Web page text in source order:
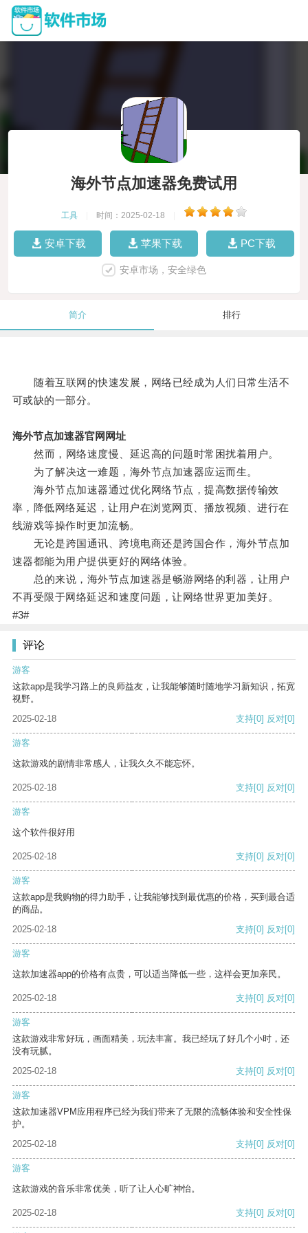
海外节点加速器免费试用
工具 时间：2025-02-18
安卓下载 苹果下载 PC下载
安卓市场，安全绿色
简介 排行
随着互联网的快速发展，网络已经成为人们日常生活不
可或缺的一部分。
海外节点加速器官网网址
然而，网络速度慢、延迟高的问题时常困扰着用户。
为了解决这一难题，海外节点加速器应运而生。
海外节点加速器通过优化网络节点，提高数据传输效
率，降低网络延迟，让用户在浏览网页、播放视频、进行在
线游戏等操作时更加流畅。
无论是跨国通讯、跨境电商还是跨国合作，海外节点加
速器都能为用户提供更好的网络体验。
总的来说，海外节点加速器是畅游网络的利器，让用户
不再受限于网络延迟和速度问题，让网络世界更加美好。
#3#
评论
游客
这款app是我学习路上的良师益友，让我能够随时随地学习新知识，拓宽
视野。
2025-02-18
支持[0] 反对[0]
游客
这款游戏的剧情非常感人，让我久久不能忘怀。
2025-02-18 支持[0] 反对[0]
游客
这个软件很好用
2025-02-18 支持[0] 反对[0]
游客
这款app是我购物的得力助手，让我能够找到最优惠的价格，买到最合适
的商品。
2025-02-18
支持[0] 反对[0]
游客
这款加速器app的价格有点贵，可以适当降低一些，这样会更加亲民。
2025-02-18 支持[0] 反对[0]
游客
这款游戏非常好玩，画面精美，玩法丰富。我已经玩了好几个小时，还
没有玩腻。
2025-02-18
支持[0] 反对[0]
游客
这款加速器VPM应用程序已经为我们带来了无限的流畅体验和安全性保
护。
2025-02-18
支持[0] 反对[0]
游客
这款游戏的音乐非常优美，听了让人心旷神怡。
2025-02-18 支持[0] 反对[0]